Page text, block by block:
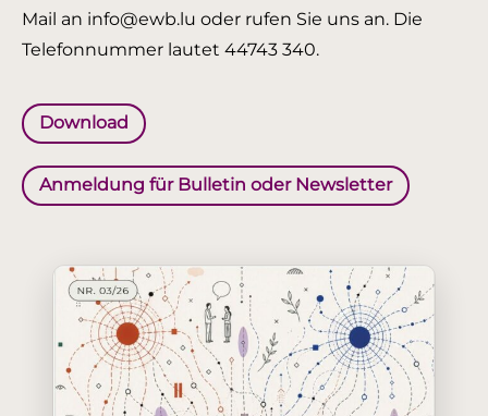
Mail an info@ewb.lu oder rufen Sie uns an. Die
Telefonnummer lautet 44743 340.
Download
Anmeldung für Bulletin oder Newsletter